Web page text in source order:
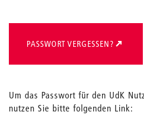
PASSWORT VERGESSEN?
Um das Passwort für den UdK
nutzen Sie bitte folgenden Link: